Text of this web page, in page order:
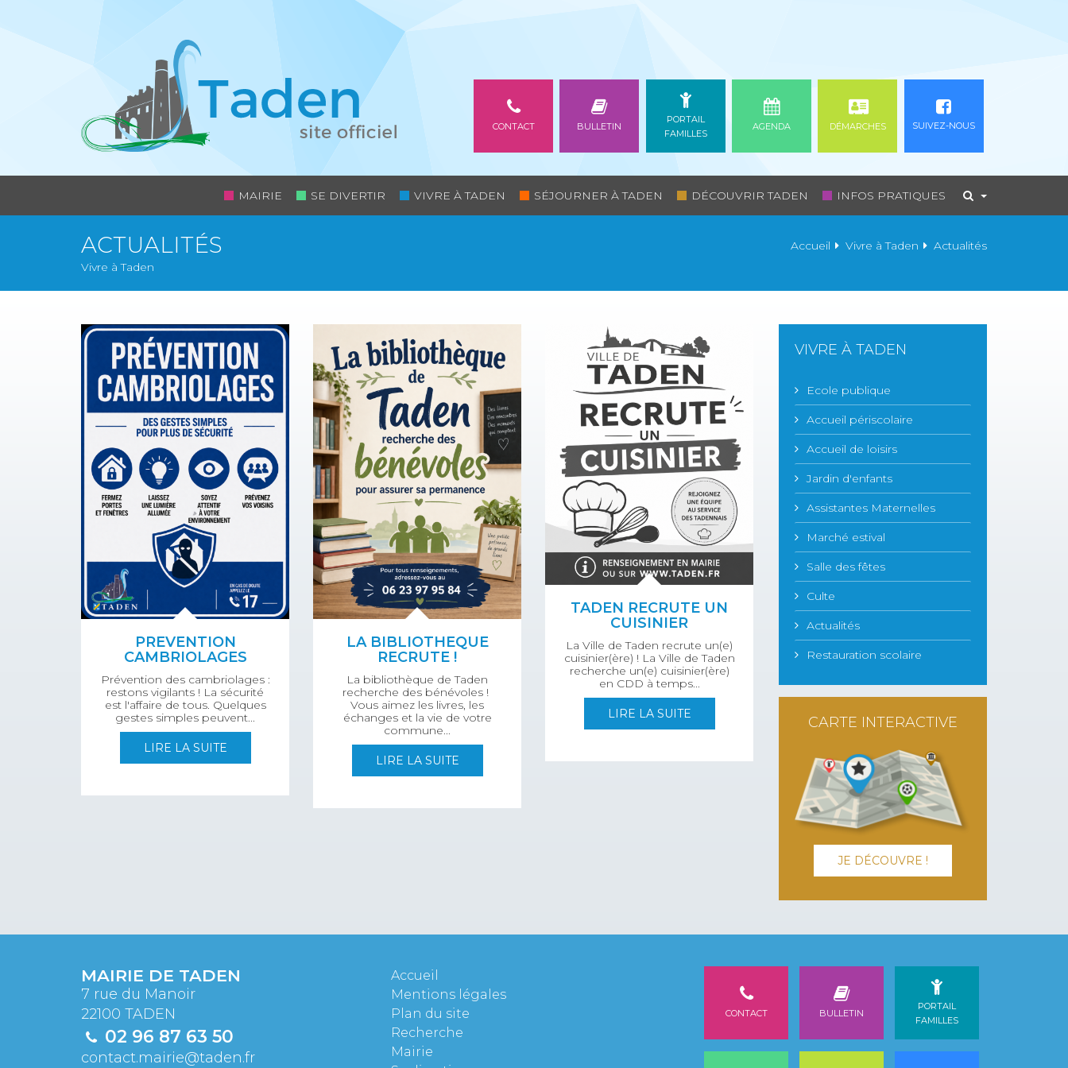
MAIRIE SE DIVERTIR VIVRE À TADEN SÉJOURNER À TADEN DÉCOUVRIR TADEN INFOS PRATIQUES
CONTACT BULLETIN
PORTAIL
FAMILLES
AGENDA DÉMARCHES SUIVEZ-NOUS
ACTUALITÉS
Vivre à Taden
Accueil Vivre à Taden Actualités
PREVENTION
CAMBRIOLAGES
Prévention des cambriolages :
restons vigilants ! La sécurité
est l'affaire de tous. Quelques
gestes simples peuvent...
LIRE LA SUITE
LA BIBLIOTHEQUE
RECRUTE !
La bibliothèque de Taden
recherche des bénévoles !
Vous aimez les livres, les
échanges et la vie de votre
commune...
LIRE LA SUITE
TADEN RECRUTE UN
CUISINIER
La Ville de Taden recrute un(e)
cuisinier(ère) ! La Ville de Taden
recherche un(e) cuisinier(ère)
en CDD à temps...
LIRE LA SUITE
VIVRE À TADEN
Ecole publique
Accueil périscolaire
Accueil de loisirs
Jardin d'enfants
Assistantes Maternelles
Marché estival
Salle des fêtes
Culte
Actualités
Restauration scolaire
CARTE INTERACTIVE
JE DÉCOUVRE !
MAIRIE DE TADEN
7 rue du Manoir
22100 TADEN
02 96 87 63 50
contact.mairie@taden.fr
Accueil
Mentions légales
Plan du site
Recherche
Mairie
CONTACT BULLETIN
PORTAIL
FAMILLES